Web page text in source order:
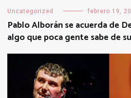
Uncategorized febrero 19,
Pablo Alborán se acuerda de
algo que poca gente sabe de